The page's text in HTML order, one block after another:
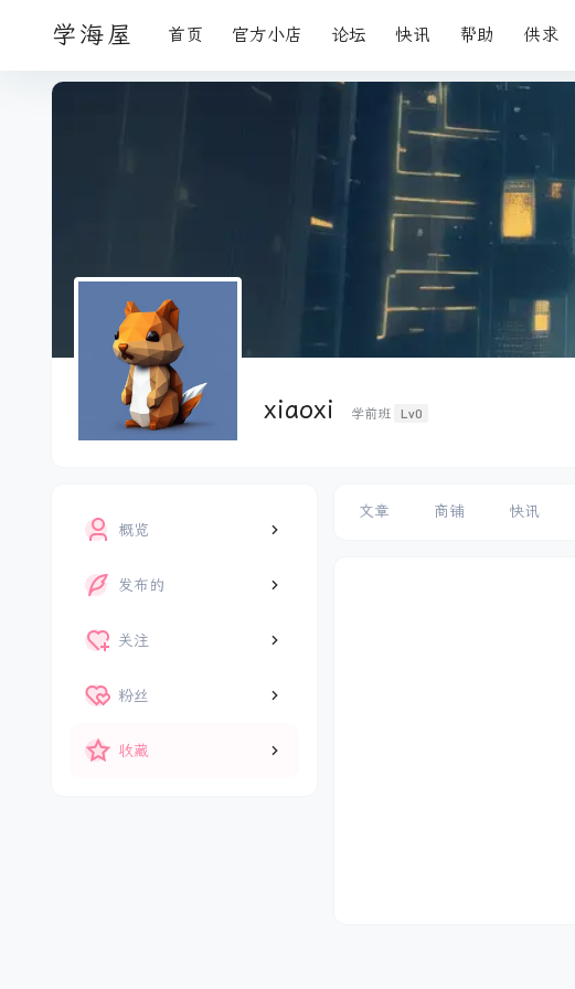
学海屋 首页 官方小店 论坛 快讯 帮助 供求
xiaoxi 学前班 Lv0
概览
发布的
关注
粉丝
收藏
文章 商铺 快讯